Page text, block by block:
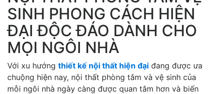
SINH PHONG CÁCH HIỆN
ĐẠI ĐỘC ĐÁO DÀNH CHO
MỌI NGÔI NHÀ
Với xu hướng thiết kế nội thất hiện đại đang được ưa
chuộng hiện nay, nội thất phòng tắm và vệ sinh của
mỗi ngôi nhà ngày càng được quan tâm hơn và biến